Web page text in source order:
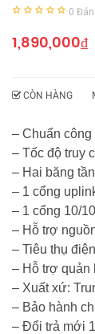
0
1,890,000₫
CÒN HÀNG
– Chuẩn công
– Tốc độ truy
– Hai băng
– 1 cổng
– 1 cổng 10/
– Hỗ trợ
– Tiêu thụ
– Hỗ trợ quản
– Xuất xứ:
– Bảo hành
– Đổi trả mới